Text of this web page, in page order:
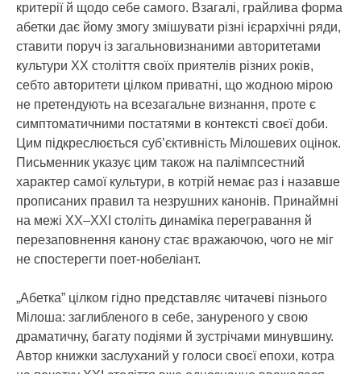
критерії й щодо себе самого. Взагалі, грайлива форма
абетки дає йому змогу змішувати різні ієрархічні ряди,
ставити поруч із загальновизнаними авторитетами
культури ХХ століття своїх приятелів різних років,
себто авторитети цілком приватні, що жодною мірою
не претендують на всезагальне визнання, проте є
симптоматичними постатями в контексті своєї доби.
Цим підкреслюється суб’єктивність Мілошевих оцінок.
Письменник указує цим також на палімпсестний
характер самої культури, в котрій немає раз і назавше
прописаних правил та незрушних канонів. Принаймні
на межі ХХ–ХХІ століть динаміка перегравання й
перезаповнення канону стає вражаючою, чого не міг
не спостерегти поет-нобеліант.
„Абетка” цілком гідно представляє читачеві пізнього
Мілоша: заглибленого в себе, зануреного у свою
драматичну, багату подіями й зустрічами минувшину.
Автор книжки заслуханий у голоси своєї епохи, котра